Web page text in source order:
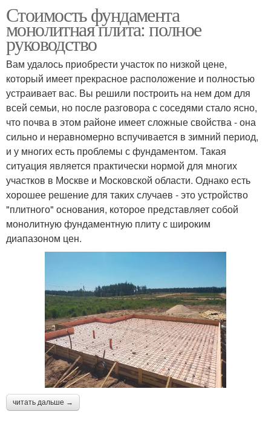
Стоимость фундамента
монолитная плита: полное
руководство
Вам удалось приобрести участок по низкой цене,
который имеет прекрасное расположение и полностью
устраивает вас. Вы решили построить на нем дом для
всей семьи, но после разговора с соседями стало ясно,
что почва в этом районе имеет сложные свойства - она
сильно и неравномерно вспучивается в зимний период,
и у многих есть проблемы с фундаментом. Такая
ситуация является практически нормой для многих
участков в Москве и Московской области. Однако есть
хорошее решение для таких случаев - это устройство
"плитного" основания, которое представляет собой
монолитную фундаментную плиту с широким
диапазоном цен.
читать дальше →